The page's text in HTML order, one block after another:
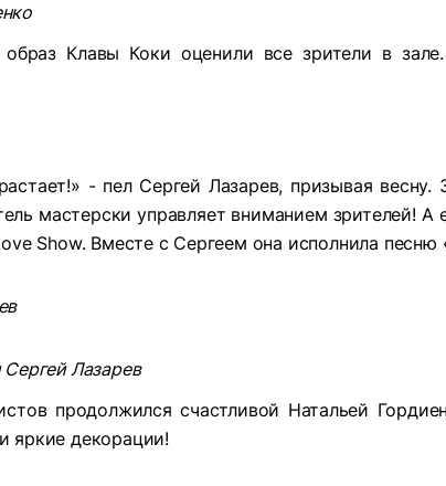
образ Клавы Коки оценили все зрители в
- пел Сергей Лазарев, призывая
мастерски управляет вниманием зрителей!
Show. Вместе с Сергеем она исполнила песню
Лазарев
продолжился счастливой Натальей
яркие декорации!